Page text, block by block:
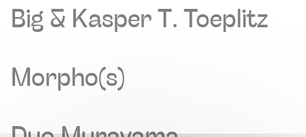
Big & Kasper T. Toeplitz
Morpho(s)